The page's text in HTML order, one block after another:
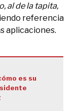
al de la tapita,
referencia
aplicaciones.
es su